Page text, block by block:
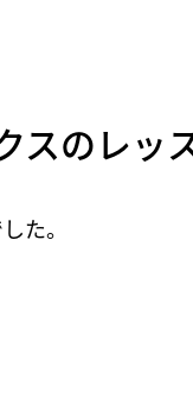
のレッス
た。